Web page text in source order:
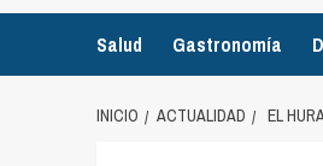
Salud Gastronomía
INICIO ACTUALIDAD EL